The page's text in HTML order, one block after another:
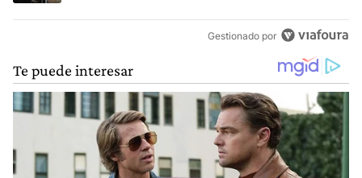
Gestionado por